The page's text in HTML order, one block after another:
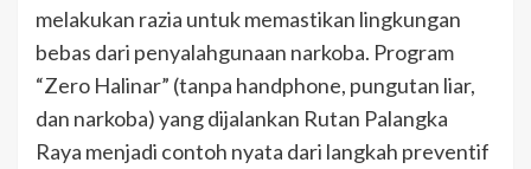
melakukan razia untuk memastikan lingkungan
bebas dari penyalahgunaan narkoba. Program
“Zero Halinar” (tanpa handphone, pungutan liar,
dan narkoba) yang dijalankan Rutan Palangka
Raya menjadi contoh nyata dari langkah preventif